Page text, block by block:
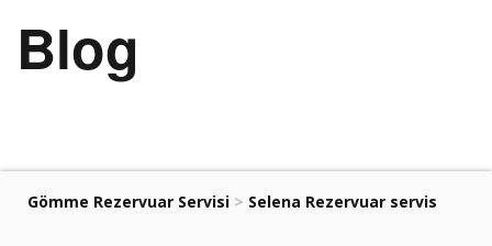
Blog
Gömme Rezervuar Servisi > Selena Rezervuar servis